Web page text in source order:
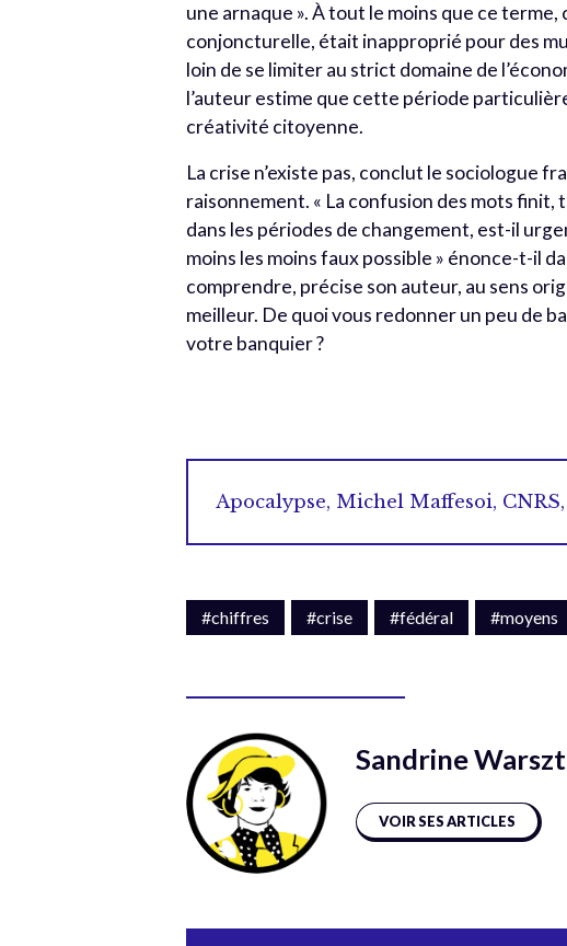
une arnaque ». À tout le moins que ce
conjoncturelle, était inapproprié pour des
loin de se limiter au strict domaine de
l’auteur estime que cette période
créativité citoyenne.
La crise n’existe pas, conclut le sociologue
raisonnement. « La confusion des mots
dans les périodes de changement, est-il
moins les moins faux possible » énonce-t-il
comprendre, précise son auteur, au sens
meilleur. De quoi vous redonner un peu de
votre banquier ?
Apocalypse, Michel Maffesoi,
#chiffres #crise #fédéral #moyens
Sandrine
VOIR SES ARTICLES